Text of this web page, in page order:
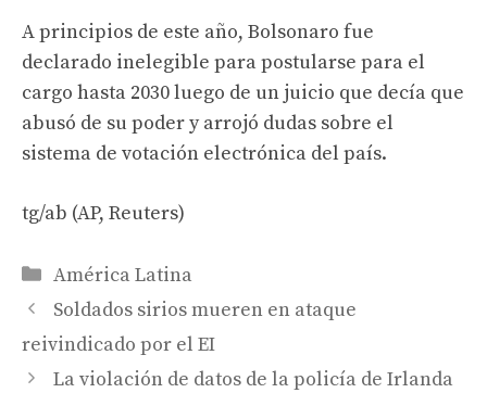
A principios de este año, Bolsonaro fue
declarado inelegible para postularse para el
cargo hasta 2030 luego de un juicio que decía que
abusó de su poder y arrojó dudas sobre el
sistema de votación electrónica del país.
tg/ab (AP, Reuters)
Categories
América Latina
Soldados sirios mueren en ataque
reivindicado por el EI
La violación de datos de la policía de Irlanda